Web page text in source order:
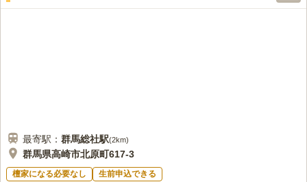
最寄駅： 群馬総社駅(2km)
群馬県高崎市北原町617-3
檀家になる必要なし 生前申込できる